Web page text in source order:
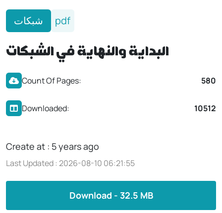
شبكات pdf
البداية والنهاية في الشبكات
Count Of Pages: 580
Downloaded: 10512
Create at : 5 years ago
Last Updated : 2026-08-10 06:21:55
Download - 32.5 MB